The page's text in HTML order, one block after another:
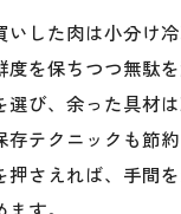
いした肉は小分け
度を保ちつつ無駄
選び、余った具材
存テクニックも節
押さえれば、手間